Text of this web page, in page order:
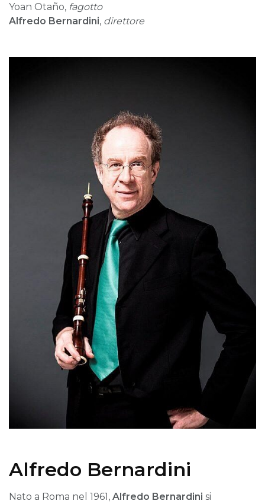
Yoan Otaño, fagotto
Alfredo Bernardini, direttore
Alfredo Bernardini
Nato a Roma nel 1961, Alfredo Bernardini si